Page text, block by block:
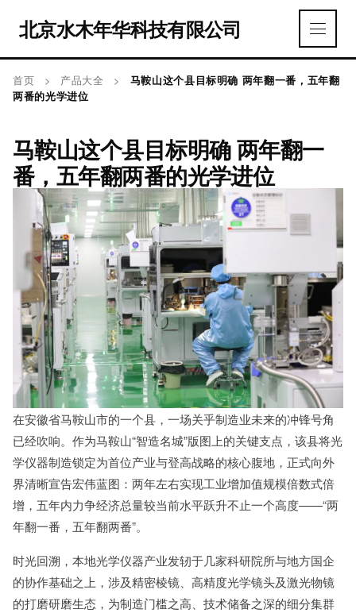
北京水木年华科技有限公司
首页 > 产品大全 >
马鞍山这个县目标明确 两年翻一番，五年翻
两番的光学进位
马鞍山这个县目标明确 两年翻一
番，五年翻两番的光学进位
在安徽省马鞍山市的一个县，一场关乎制造业未来的冲锋号角
已经吹响。作为马鞍山“智造名城”版图上的关键支点，该县将光
学仪器制造锁定为首位产业与登高战略的核心腹地，正式向外
界清晰宣告宏伟蓝图：两年左右实现工业增加值规模倍数式倍
增，五年内力争经济总量较当前水平跃升不止一个高度——“两
年翻一番，五年翻两番”。
时光回溯，本地光学仪器产业发轫于几家科研院所与地方国企
的协作基础之上，涉及精密棱镜、高精度光学镜头及激光物镜
的打磨研磨生态，为制造门槛之高、技术储备之深的细分集群